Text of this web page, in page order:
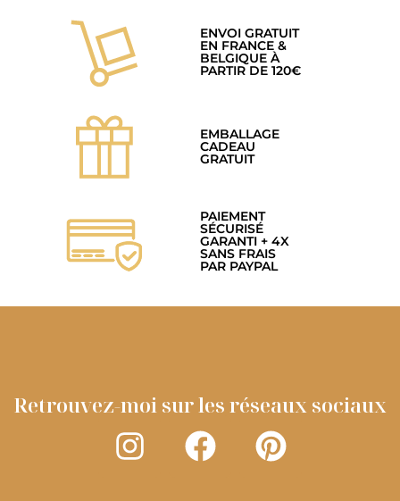
ENVOI GRATUIT
EN FRANCE &
BELGIQUE À
PARTIR DE 120€
EMBALLAGE
CADEAU
GRATUIT
PAIEMENT
SÉCURISÉ
GARANTI + 4X
SANS FRAIS
PAR PAYPAL
Retrouvez-moi sur les réseaux sociaux